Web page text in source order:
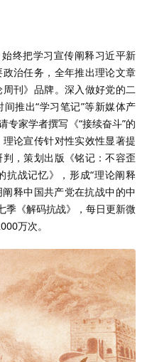
始终把学习宣传阐释习近平新
治任务，全年推出理论文章
刊》品牌。深入做好党的二
推出“学习笔记”等新媒体产
专家学者撰写《“接续奋斗”的
论宣传针对性实效性显著提
，策划出版《铭记：不容歪
抗战记忆》，形成“理论阐释
释中国共产党在抗战中的中
季《解码抗战》，每日更新微
万次。